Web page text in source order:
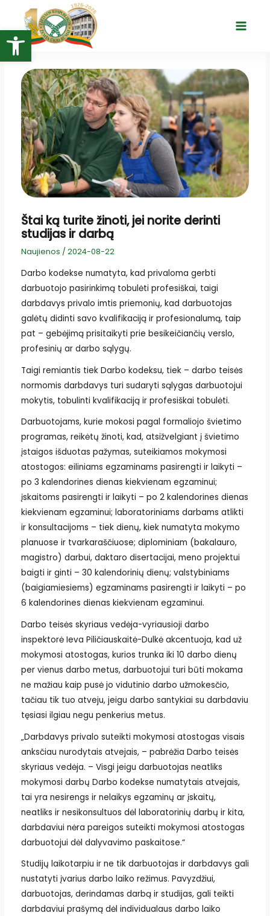
Open toolbar
turinio
Main
Štai ką turite žinoti, jei norite derinti
studijas ir darbą
Naujienos / 2024-08-22
Darbo kodekse numatyta, kad privaloma gerbti
darbuotojo pasirinkimą tobulėti profesiškai, taigi
darbdavys privalo imtis priemonių, kad darbuotojas
galėtų didinti savo kvalifikaciją ir profesionalumą, taip
pat – gebėjimą prisitaikyti prie besikeičiančių verslo,
profesinių ar darbo sąlygų.
Taigi remiantis tiek Darbo kodeksu, tiek – darbo teisės
normomis darbdavys turi sudaryti sąlygas darbuotojui
mokytis, tobulinti kvalifikaciją ir profesiškai tobulėti.
Darbuotojams, kurie mokosi pagal formaliojo švietimo
programas, reikėtų žinoti, kad, atsižvelgiant į švietimo
įstaigos išduotas pažymas, suteikiamos mokymosi
atostogos: eiliniams egzaminams pasirengti ir laikyti –
po 3 kalendorines dienas kiekvienam egzaminui;
įskaitoms pasirengti ir laikyti – po 2 kalendorines dienas
kiekvienam egzaminui; laboratoriniams darbams atlikti
ir konsultacijoms – tiek dienų, kiek numatyta mokymo
planuose ir tvarkaraščiuose; diplominiam (bakalauro,
magistro) darbui, daktaro disertacijai, meno projektui
baigti ir ginti – 30 kalendorinių dienų; valstybiniams
(baigiamiesiems) egzaminams pasirengti ir laikyti – po
6 kalendorines dienas kiekvienam egzaminui.
Darbo teisės skyriaus vedėja-vyriausioji darbo
inspektorė Ieva Piličiauskaitė-Dulkė akcentuoja, kad už
mokymosi atostogas, kurios trunka iki 10 darbo dienų
per vienus darbo metus, darbuotojui turi būti mokama
ne mažiau kaip pusė jo vidutinio darbo užmokesčio,
tačiau tik tuo atveju, jeigu darbo santykiai su darbdaviu
tęsiasi ilgiau negu penkerius metus.
„Darbdavys privalo suteikti mokymosi atostogas visais
anksčiau nurodytais atvejais, – pabrėžia Darbo teisės
skyriaus vedėja. – Visgi jeigu darbuotojas neatliks
mokymosi darbų Darbo kodekse numatytais atvejais,
tai yra nesirengs ir nelaikys egzaminų ar įskaitų,
neatliks ir nesikonsultuos dėl laboratorinių darbų ir kita,
darbdaviui nėra pareigos suteikti mokymosi atostogas
darbuotojui dėl dalyvavimo paskaitose.“
Studijų laikotarpiu ir ne tik darbuotojas ir darbdavys gali
nustatyti įvarius darbo laiko režimus. Pavyzdžiui,
darbuotojas, derindamas darbą ir studijas, gali teikti
darbdaviui prašymą dėl individualaus darbo laiko